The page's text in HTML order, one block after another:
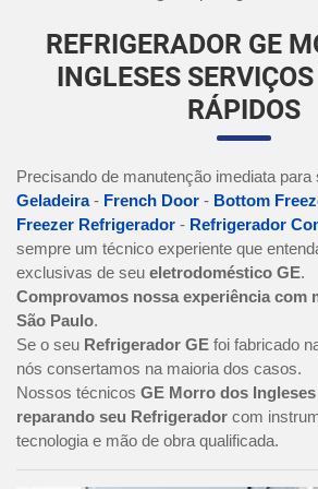
REFRIGERADOR GE
INGLESES
RÁPIDOS
Precisando de manutenção imediata para
Geladeira- French Door - Bottom
Freezer Refrigerador - Refrigerador
sempre um técnico experiente que
exclusivas de seu eletrodoméstico GE.
Comprovamos nossa experiência com
São Paulo.
Se o seu Refrigerador GE foi fabricado
nós consertamos na maioria dos casos.
Nossos técnicos GE Morro dos Ingleses
reparando seu Refrigerador com
tecnologia e mão de obra qualificada.